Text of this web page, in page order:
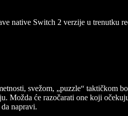
native Switch 2 verzije u trenutku
svežom, „puzzle“ taktičkom
će razočarati one koji
napravi.